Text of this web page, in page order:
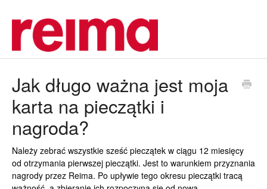
Jak długo ważna jest moja
karta na pieczątki i
nagroda?
Należy zebrać wszystkie sześć pieczątek w ciągu 12 miesięcy
od otrzymania pierwszej pieczątki. Jest to warunkiem przyznania
nagrody przez Reima. Po upływie tego okresu pieczątki tracą